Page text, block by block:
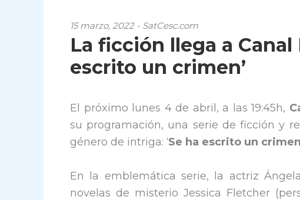
15 marzo, 2022 - SatCesc.com
La ficción llega a Canal
escrito un crimen’
El próximo lunes 4 de abril, a las 19:45h,
su programación, una serie de ficción y
género de intriga: ‘Se ha escrito un crimen
En la emblemática serie, la actriz
novelas de misterio Jessica Fletcher